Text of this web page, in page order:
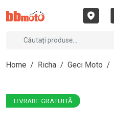
Home / Richa / Geci Moto /
LIVRARE GRATUITĂ